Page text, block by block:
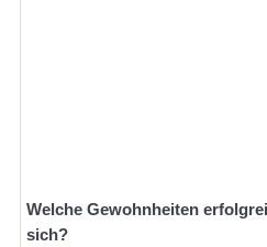
Welche Gewohnheiten
sich?